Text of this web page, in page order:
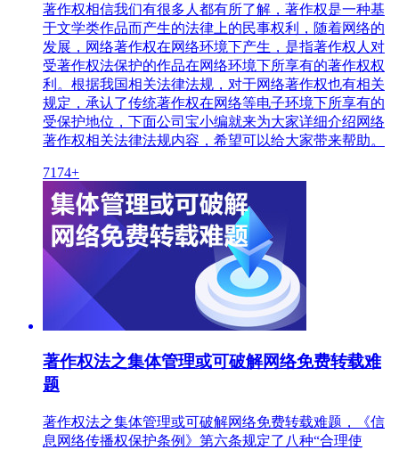
著作权相信我们有很多人都有所了解，著作权是一种基
于文学类作品而产生的法律上的民事权利，随着网络的
发展，网络著作权在网络环境下产生，是指著作权人对
受著作权法保护的作品在网络环境下所享有的著作权权
利。根据我国相关法律法规，对于网络著作权也有相关
规定，承认了传统著作权在网络等电子环境下所享有的
受保护地位，下面公司宝小编就来为大家详细介绍网络
著作权相关法律法规内容，希望可以给大家带来帮助。
7174+
著作权法之集体管理或可破解网络免费转载难
题
著作权法之集体管理或可破解网络免费转载难题，《信
息网络传播权保护条例》第六条规定了八种“合理使